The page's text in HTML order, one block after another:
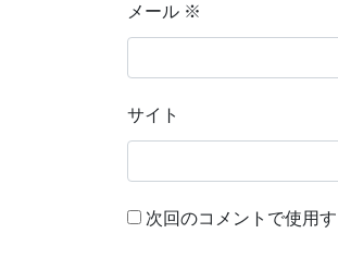
メール ※
サイト
次回のコメントで使用